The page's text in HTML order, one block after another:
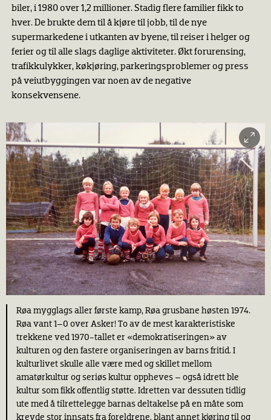
biler, i 1980 over 1,2 millioner. Stadig flere familier fikk to
hver. De brukte dem til å kjøre til jobb, til de nye
supermarkedene i utkanten av byene, til reiser i helger og
ferier og til alle slags daglige aktiviteter. Økt forurensing,
trafikkulykker, køkjøring, parkeringsproblemer og press
på veiutbyggingen var noen av de negative
konsekvensene.
Røa mygglags aller første kamp, Røa grusbane høsten 1974.
Røa vant 1–0 over Asker! To av de mest karakteristiske
trekkene ved 1970-tallet er «demokratiseringen» av
kulturen og den fastere organiseringen av barns fritid. I
kulturlivet skulle alle være med og skillet mellom
amatørkultur og seriøs kultur oppheves – også idrett ble
kultur som fikk offentlig støtte. Idretten var dessuten tidlig
ute med å tilrettelegge barnas deltakelse på en måte som
krevde stor innsats fra foreldrene, blant annet kjøring til og